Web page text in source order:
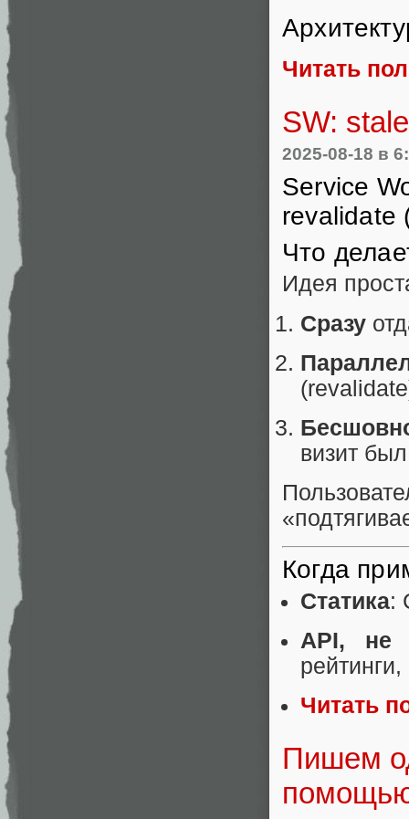
Читать
SW:
2025-08-18 в
Service
revalidate
Что
Идея
Сразу
визит
Когда
Статика:
API, не
Читать
Пишем